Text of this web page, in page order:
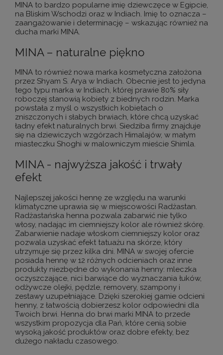
MINA to bardzo popularne imię dziewczęce w Egipcie,
na Bliskim Wschodzi oraz w Indiach. Imię to oznacza –
zaangażowanie i determinację – wskazując również na
ducha marki MINA.
MINA – naturalne piękno
MINA to również nowa marka kosmetyczna założona
przez Shyam S. Arya w Indiach. Obecnie jest to jedyna
tego typu marka w Indiach, której prawie 80% siły
roboczej stanowią kobiety z biednych rodzin. Marka
powstała z myśl o wszystkich kobietach o
zniszczonych i słabych brwiach, które chcą uzyskać
ładny efekt naturalnych brwi. Siedziba firmy znajduje
się na dziewiczych wzgórzach Himalajów, w małym
miasteczku Shoghi w malowniczym mieście Shimla.
MINA - najwyższa jakość i trwały
efekt
Najlepszej jakości hennę ze względu na warunki
klimatyczne uprawia się w miejscowości Radżastan.
Radżastańska henna pozwala zabarwić nie tylko
włosy, nadając im ciemniejszy kolor ale również skórę.
Zabarwienie nadaje włoskom ciemniejszy kolor oraz
pozwala uzyskać efekt tatuażu na skórze, który
utrzymuje się przez kilka dni. MINA w swojej ofercie
posiada hennę w 12 różnych odcieniach oraz inne
produkty niezbędne do wykonania henny: mleczka
oczyszczające, nici barwiące do wyznaczania łuków,
odżywcze olejki, pędzle, removery, szampony i
zestawy uzupełniające. Dzięki szerokiej gamie odcieni
henny, z łatwością dobierzesz kolor odpowiedni dla
Twoich brwi. Henna do brwi marki MINA to przede
wszystkim propozycja dla Pań, które cenią sobie
wysoką jakość produktów oraz dobre efekty, bez
dużego nakładu czasowego.